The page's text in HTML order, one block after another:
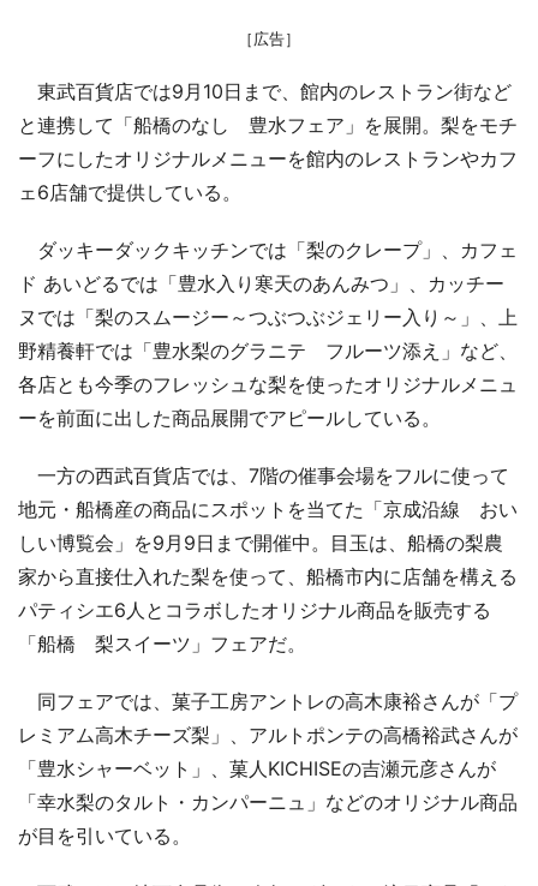
［広告］
東武百貨店では9月10日まで、館内のレストラン街など
と連携して「船橋のなし 豊水フェア」を展開。梨をモチ
ーフにしたオリジナルメニューを館内のレストランやカフ
ェ6店舗で提供している。
ダッキーダックキッチンでは「梨のクレープ」、カフェ
ド あいどるでは「豊水入り寒天のあんみつ」、カッチー
ヌでは「梨のスムージー～つぶつぶジェリー入り～」、上
野精養軒では「豊水梨のグラニテ フルーツ添え」など、
各店とも今季のフレッシュな梨を使ったオリジナルメニュ
ーを前面に出した商品展開でアピールしている。
一方の西武百貨店では、7階の催事会場をフルに使って
地元・船橋産の商品にスポットを当てた「京成沿線 おい
しい博覧会」を9月9日まで開催中。目玉は、船橋の梨農
家から直接仕入れた梨を使って、船橋市内に店舗を構える
パティシエ6人とコラボしたオリジナル商品を販売する
「船橋 梨スイーツ」フェアだ。
同フェアでは、菓子工房アントレの高木康裕さんが「プ
レミアム高木チーズ梨」、アルトポンテの高橋裕武さんが
「豊水シャーベット」、菓人KICHISEの吉瀬元彦さんが
「幸水梨のタルト・カンパーニュ」などのオリジナル商品
が目を引いている。